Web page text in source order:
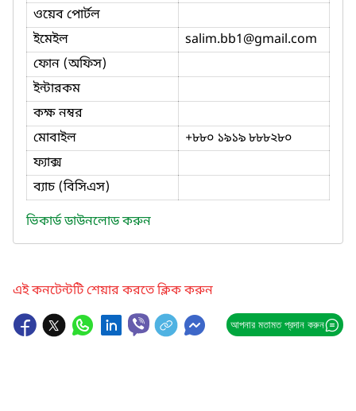
ওয়েব পোর্টল
ইমেইল
salim.bb1@gmail.com
ফোন (অফিস)
ইন্টারকম
কক্ষ নম্বর
মোবাইল
+৮৮০ ১৯১৯ ৮৮৮২৮০
ফ্যাক্স
ব্যাচ (বিসিএস)
ভিকার্ড ডাউনলোড করুন
এই কনটেন্টটি শেয়ার করতে ক্লিক করুন
আপনার মতামত প্রদান করুন